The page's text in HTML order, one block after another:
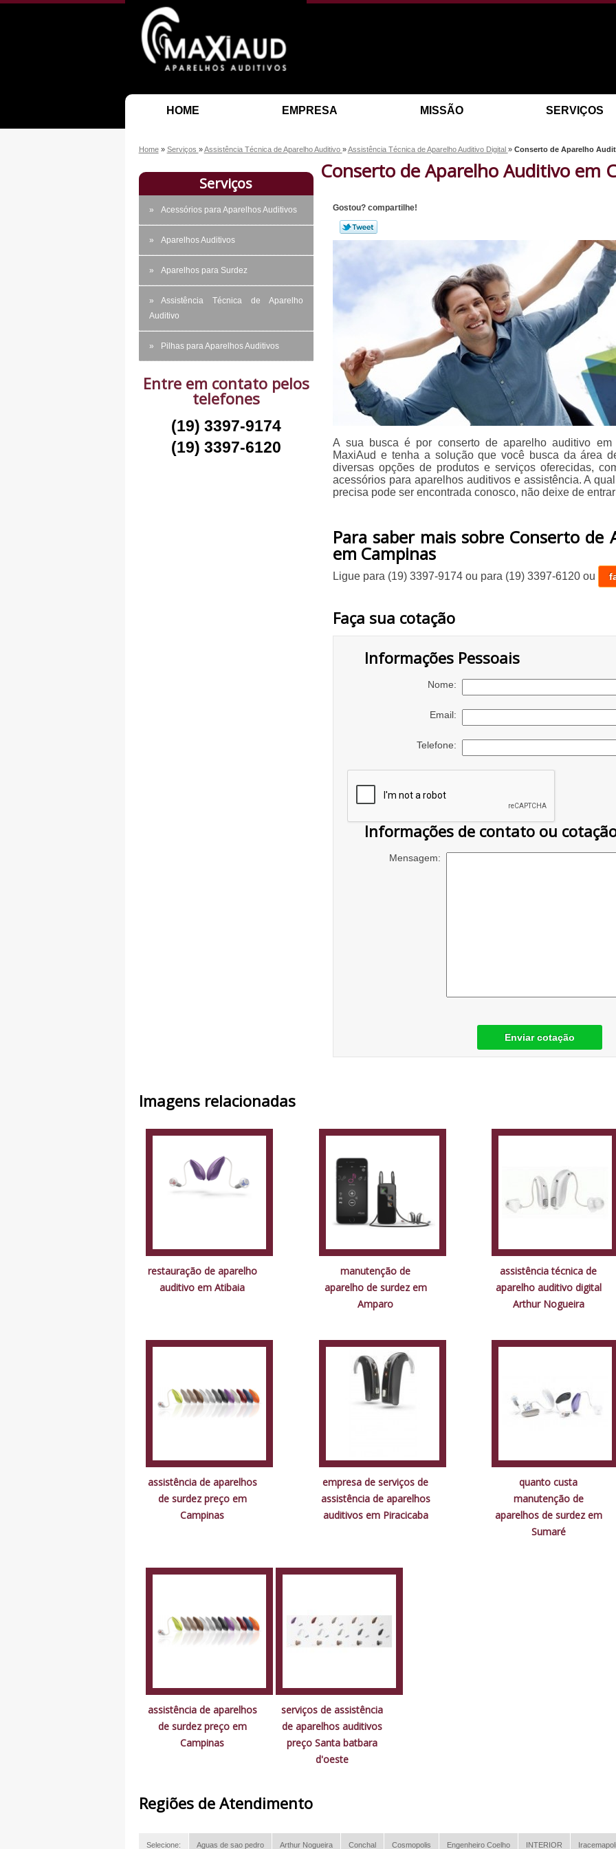
HOME EMPRESA MISSÃO SERVIÇOS
Home » Serviços »Assistência Técnica de Aparelho Auditivo »Assistência Técnica de Aparelho Auditivo Digital » Conserto de Aparelho
Serviços
Acessórios para Aparelhos Auditivos
Aparelhos Auditivos
Aparelhos para Surdez
Assistência Técnica de Aparelho
Auditivo
Pilhas para Aparelhos Auditivos
Entre em contato pelos
telefones
(19) 3397-9174
(19) 3397-6120
Conserto de Aparelho Auditivo em
Gostou? compartilhe!
A sua busca é por conserto de aparelho auditivo
MaxiAud e tenha a solução que você busca da área
diversas opções de produtos e serviços oferecidas,
acessórios para aparelhos auditivos e assistência. A
precisa pode ser encontrada conosco, não deixe de
Para saber mais sobre Conserto de
em Campinas
Ligue para (19) 3397-9174 ou para (19) 3397-6120 ou
Faça sua cotação
Informações Pessoais
Nome:
Email:
Telefone:
Informações de contato ou
Mensagem:
Enviar cotação
Imagens relacionadas
restauração de aparelho
auditivo em Atibaia
manutenção de
aparelho de surdez em
Amparo
assistência técnica de
aparelho auditivo digital
Arthur Nogueira
assistência de aparelhos
de surdez preço em
Campinas
empresa de serviços de
assistência de aparelhos
auditivos em Piracicaba
quanto custa
manutenção de
aparelhos de surdez em
Sumaré
assistência de aparelhos
de surdez preço em
Campinas
serviços de assistência
de aparelhos auditivos
preço Santa batbara
d'oeste
Regiões de Atendimento
Selecione: Aguas de sao pedro Arthur Nogueira Conchal Cosmopolis Engenheiro Coelho INTERIOR